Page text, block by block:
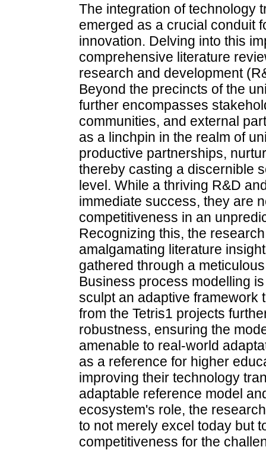
The integration of technology
emerged as a crucial conduit
innovation. Delving into this
comprehensive literature
research and development
Beyond the precincts of the
further encompasses
communities, and external
as a linchpin in the realm of
productive partnerships,
thereby casting a discernible
level. While a thriving R&D
immediate success, they are
competitiveness in an
Recognizing this, the
amalgamating literature
gathered through a
Business process modelling
sculpt an adaptive framework
from the Tetris1 projects
robustness, ensuring the
amenable to real-world
as a reference for higher
improving their technology
adaptable reference model
ecosystem's role, the
to not merely excel today but
competitiveness for the